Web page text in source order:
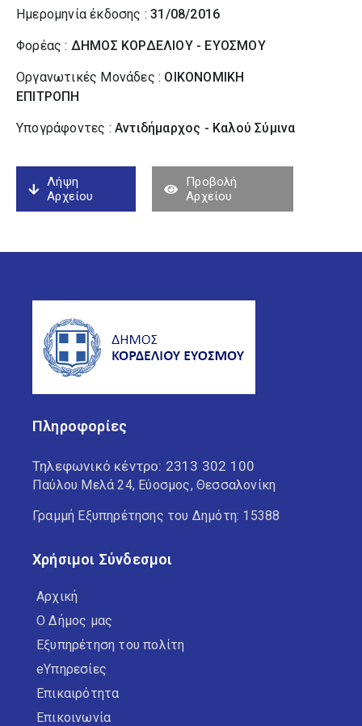
Ημερομηνία έκδοσης :31/08/2016
Φορέας : ΔΗΜΟΣ ΚΟΡΔΕΛΙΟΥ - ΕΥΟΣΜΟΥ
Οργανωτικές Μονάδες : ΟΙΚΟΝΟΜΙΚΗ
ΕΠΙΤΡΟΠΗ
Υπογράφοντες : Αντιδήμαρχος - Καλού Σύµινα
Λήψη
Αρχείου
Προβολή
Αρχείου
Πληροφορίες
Τηλεφωνικό κέντρο: 2313 302 100
Παύλου Μελά 24, Εύοσμος, Θεσσαλονίκη
Γραμμή Εξυπηρέτησης του Δημότη: 15388
Χρήσιμοι Σύνδεσμοι
Αρχική
Ο Δήμος μας
Εξυπηρέτηση του πολίτη
eΥπηρεσίες
Επικαιρότητα
Επικοινωνία